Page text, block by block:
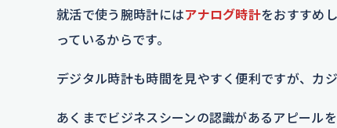
就活で使う腕時計にはアナログ時計をおすすめ
っているからです。
デジタル時計も時間を見やすく便利ですが、カ
あくまでビジネスシーンの認識があるアピール